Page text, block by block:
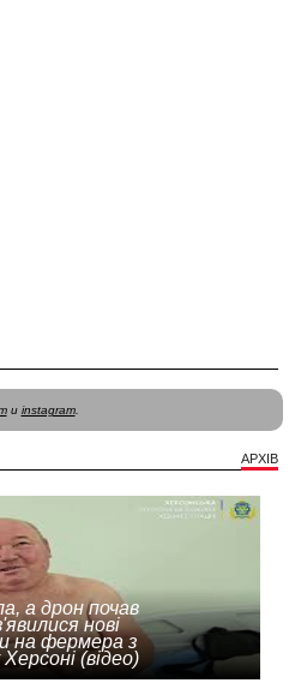
и instagram.
АРХІВ
а дрон почав
нові
на фермера з
(відео)